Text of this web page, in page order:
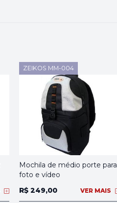
ZEIKOS MM-004
Mochila de médio porte para
foto e vídeo
R$ 249,00
VER MAIS